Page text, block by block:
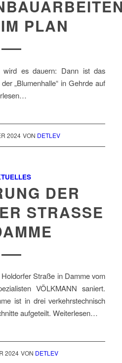
PLAN
wird es dauern: Dann ist das
„Blumenhalle“ in Gehrde auf
2024 VON DETLEV
DER
STRASSE
Straße in Damme vom
VÖLKMANN saniert.
ist in drei verkehrstechnisch
aufgeteilt. Weiterlesen…
2024 VON DETLEV